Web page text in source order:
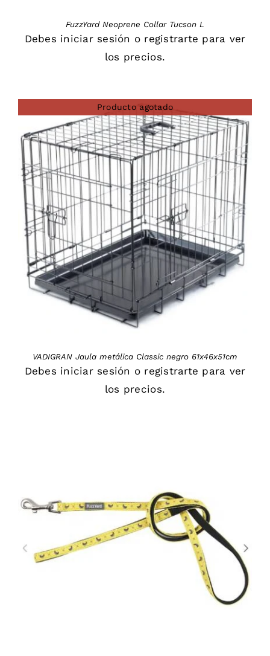
FuzzYard Neoprene Collar Tucson L
Debes iniciar sesión o registrarte para ver
los precios.
Producto agotado
DETAILS
VADIGRAN Jaula metálica Classic negro 61x46x51cm
Debes iniciar sesión o registrarte para ver
los precios.